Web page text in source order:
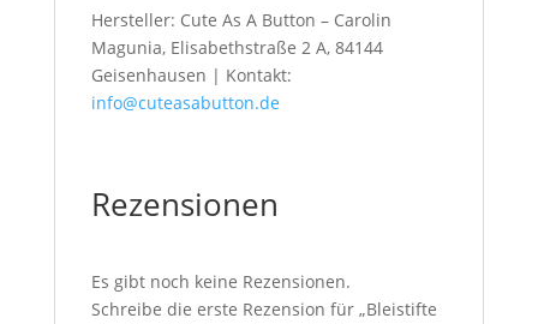
Hersteller: Cute As A Button – Carolin
Magunia, Elisabethstraße 2 A, 84144
Geisenhausen | Kontakt:
info@cuteasabutton.de
Rezensionen
Es gibt noch keine Rezensionen.
Schreibe die erste Rezension für „Bleistifte